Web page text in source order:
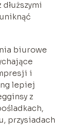
biurowe
i
lepiej
z
przysiadach